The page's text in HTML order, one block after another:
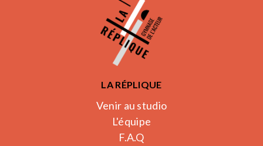
LA RÉPLIQUE
Venir au studio
L'équipe
F.A.Q